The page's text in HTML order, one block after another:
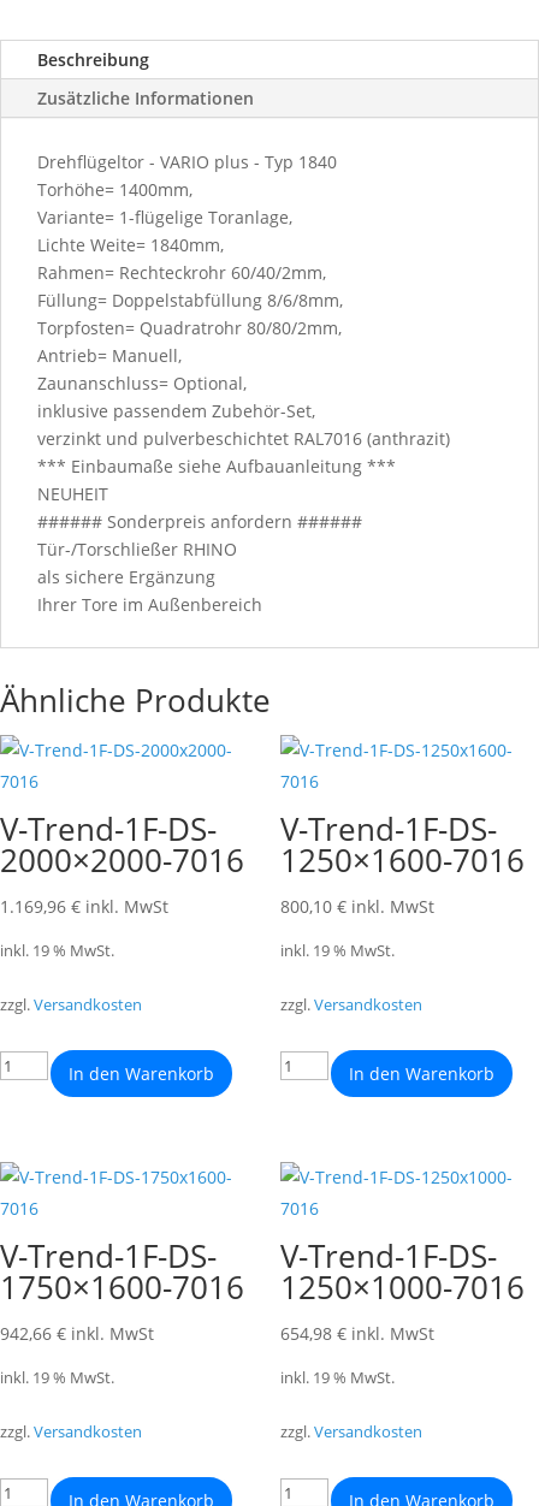
Beschreibung
Zusätzliche Informationen
Drehflügeltor - VARIO plus - Typ 1840
Torhöhe= 1400mm,
Variante= 1-flügelige Toranlage,
Lichte Weite= 1840mm,
Rahmen= Rechteckrohr 60/40/2mm,
Füllung= Doppelstabfüllung 8/6/8mm,
Torpfosten= Quadratrohr 80/80/2mm,
Antrieb= Manuell,
Zaunanschluss= Optional,
inklusive passendem Zubehör-Set,
verzinkt und pulverbeschichtet RAL7016 (anthrazit)
*** Einbaumaße siehe Aufbauanleitung ***
NEUHEIT
###### Sonderpreis anfordern ######
Tür-/Torschließer RHINO
als sichere Ergänzung
Ihrer Tore im Außenbereich
Ähnliche Produkte
V-Trend-1F-DS-
2000×2000-7016
1.169,96 € inkl. MwSt
inkl. 19 % MwSt.
zzgl.Versandkosten
In den Warenkorb
V-Trend-1F-DS-
1250×1600-7016
800,10 € inkl. MwSt
inkl. 19 % MwSt.
zzgl.Versandkosten
In den Warenkorb
V-Trend-1F-DS-
1750×1600-7016
942,66 € inkl. MwSt
inkl. 19 % MwSt.
zzgl.Versandkosten
In den Warenkorb
V-Trend-1F-DS-
1250×1000-7016
654,98 € inkl. MwSt
inkl. 19 % MwSt.
zzgl.Versandkosten
In den Warenkorb